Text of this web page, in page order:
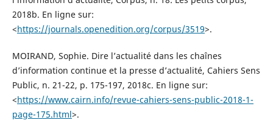
2018b. En ligne sur:
<https://journals.openedition.org/corpus/3519>.
MOIRAND, Sophie. Dire l’actualité dans les chaînes
d’information continue et la presse d’actualité, Cahiers Sens
Public, n. 21-22, p. 175-197, 2018c. En ligne sur:
<https://www.cairn.info/revue-cahiers-sens-public-2018-1-
page-175.html>.